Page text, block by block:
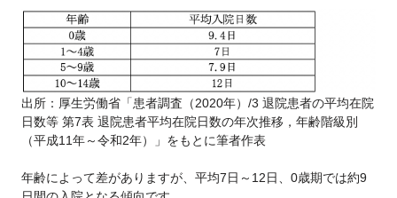
出所：厚生労働省「患者調査（2020年）/3 退院患者の平均在院
日数等 第7表 退院患者平均在院日数の年次推移，年齢階級別
（平成11年～令和2年）」をもとに筆者作表
年齢によって差がありますが、平均7日～12日、0歳期では約9